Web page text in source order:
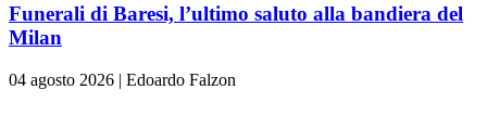
Funerali di Baresi, l’ultimo saluto alla bandiera del
Milan
04 agosto 2026 | Edoardo Falzon